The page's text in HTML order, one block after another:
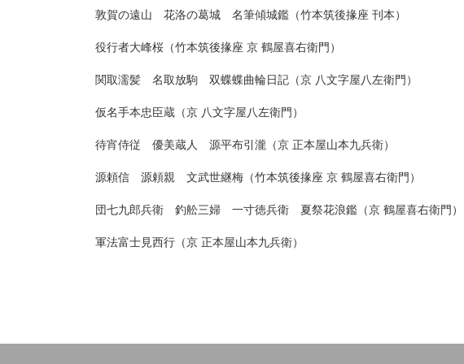
敦賀の遠山 花洛の葛城 名筆傾城鑑（竹本筑後掾座 刊本）
役行者大峰桜（竹本筑後掾座 京 鶴屋喜右衛門）
関取濡髪 名取放駒 双蝶蝶曲輪日記（京 八文字屋八左衛門）
仮名手本忠臣蔵（京 八文字屋八左衛門）
待宵侍従 優美蔵人 源平布引瀧（京 正本屋山本九兵衛）
源頼信 源頼親 文武世継梅（竹本筑後掾座 京 鶴屋喜右衛門）
団七九郎兵衛 釣舩三婦 一寸徳兵衛 夏祭花浪鑑（京 鶴屋喜右衛門）
軍法富士見西行（京 正本屋山本九兵衛）